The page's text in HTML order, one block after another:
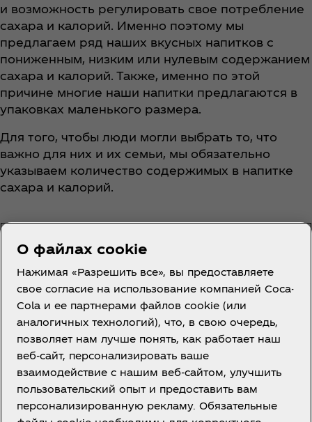
и возможность регулировать свое потребление
сахара и калорий. Именно поэтому мы
предлагаем ряд наших вкусных напитков с
пониженным, низким или нулевым содержанием
сахара и калорий. Также, именно по этой
причине многие наши напитки предлагаются в
упаковках маленького размера.
Для того, чтобы люди могли выбрать то, что
важно для них и их семьи, мы обязательно
указываем количество содержимых в напитке
сахара и калорий.
Казахстан | RU
О нас
О файлах cookie
Нажимая «Разрешить все», вы предоставляете
свое согласие на использование компанией Coca-
Cola и ее партнерами файлов cookie (или
аналогичных технологий), что, в свою очередь,
позволяет нам лучше понять, как работает наш
веб-сайт, персонализировать ваше
взаимодействие с нашим веб-сайтом, улучшить
пользовательский опыт и предоставить вам
персонализированную рекламу. Обязательные